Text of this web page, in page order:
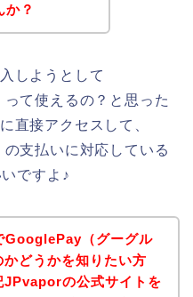
か？
しようとして
て使えるの？と思った
直接アクセスして、
支払いに対応している
ですよ♪
（グーグル
どうかを知りたい方
JPvaporの公式サイトを